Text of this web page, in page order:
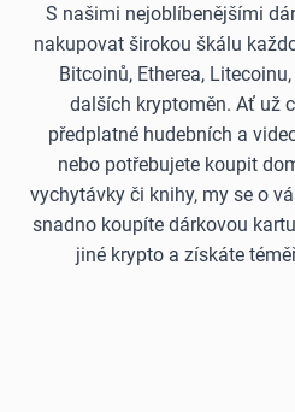
S našimi nejoblíbenějšími
nakupovat širokou škálu
Bitcoinů, Etherea,
dalších kryptoměn. Ať už
předplatné hudebních a
nebo potřebujete koupit
vychytávky či knihy, my se o
snadno koupíte dárkovou
jiné krypto a získáte